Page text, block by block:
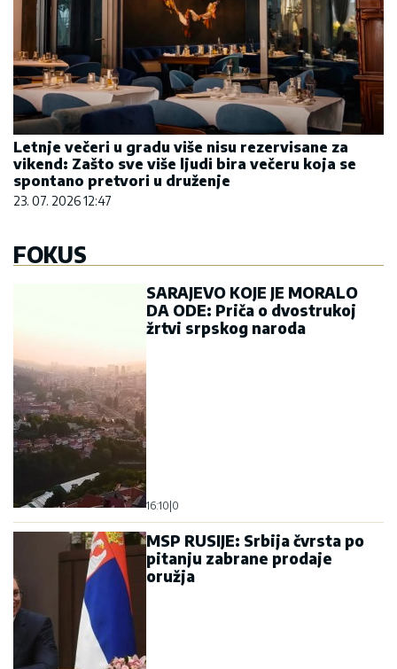
Letnje večeri u gradu više nisu rezervisane za
vikend: Zašto sve više ljudi bira večeru koja se
spontano pretvori u druženje
23. 07. 2026 12:47
FOKUS
SARAJEVO KOJE JE MORALO
DA ODE: Priča o dvostrukoj
žrtvi srpskog naroda
16:10|0
MSP RUSIJE: Srbija čvrsta po
pitanju zabrane prodaje
oružja